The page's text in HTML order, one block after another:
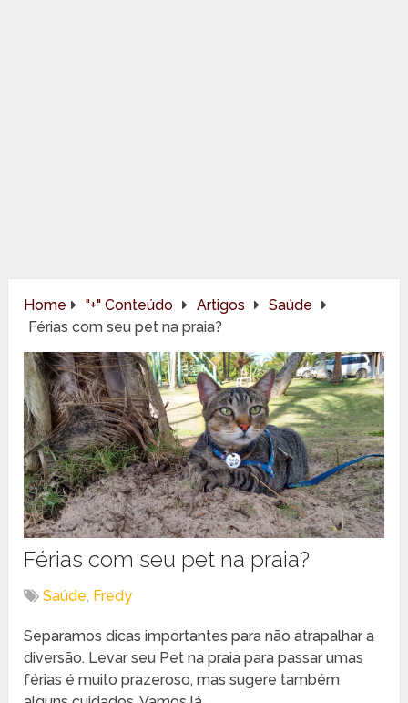
Home "+" Conteúdo Artigos
Saúde
Férias com seu pet na praia?
Férias com seu pet na praia?
Saúde, Fredy
Separamos dicas importantes para não atrapalhar a
diversão. Levar seu Pet na praia para passar umas
férias é muito prazeroso, mas sugere também